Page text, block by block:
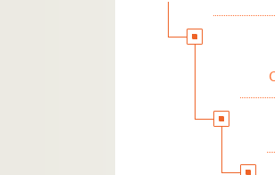
Gabay,
Galliard fils
Gibert, P.